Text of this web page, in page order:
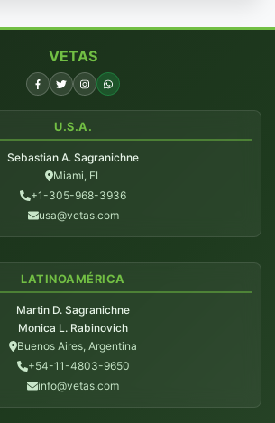
VETAS
U.S.A.
Sebastian A. Sagranichne
Miami, FL
+1-305-968-3936
usa@vetas.com
LATINOAMÉRICA
Martin D. Sagranichne
Monica L. Rabinovich
Buenos Aires, Argentina
+54-11-4803-9650
info@vetas.com